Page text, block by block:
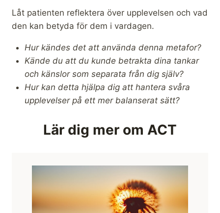
Låt patienten reflektera över upplevelsen och vad
den kan betyda för dem i vardagen.
Hur kändes det att använda denna metafor?
Kände du att du kunde betrakta dina tankar
och känslor som separata från dig själv?
Hur kan detta hjälpa dig att hantera svåra
upplevelser på ett mer balanserat sätt?
Lär dig mer om ACT